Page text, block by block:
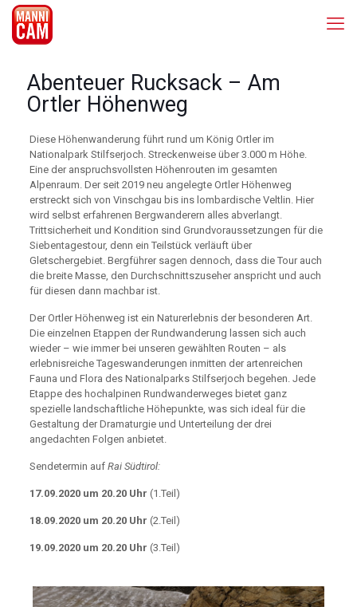
Abenteuer Rucksack – Am
Ortler Höhenweg
Diese Höhenwanderung führt rund um König Ortler im
Nationalpark Stilfserjoch. Streckenweise über 3.000 m Höhe.
Eine der anspruchsvollsten Höhenrouten im gesamten
Alpenraum. Der seit 2019 neu angelegte Ortler Höhenweg
erstreckt sich von Vinschgau bis ins lombardische Veltlin. Hier
wird selbst erfahrenen Bergwanderern alles abverlangt.
Trittsicherheit und Kondition sind Grundvoraussetzungen für die
Siebentagestour, denn ein Teilstück verläuft über
Gletschergebiet. Bergführer sagen dennoch, dass die Tour auch
die breite Masse, den Durchschnittszuseher anspricht und auch
für diesen dann machbar ist.
Der Ortler Höhenweg ist ein Naturerlebnis der besonderen Art.
Die einzelnen Etappen der Rundwanderung lassen sich auch
wieder – wie immer bei unseren gewählten Routen – als
erlebnisreiche Tageswanderungen inmitten der artenreichen
Fauna und Flora des Nationalparks Stilfserjoch begehen. Jede
Etappe des hochalpinen Rundwanderweges bietet ganz
spezielle landschaftliche Höhepunkte, was sich ideal für die
Gestaltung der Dramaturgie und Unterteilung der drei
angedachten Folgen anbietet.
Sendetermin auf Rai Südtirol:
17.09.2020 um 20.20 Uhr (1.Teil)
18.09.2020 um 20.20 Uhr (2.Teil)
19.09.2020 um 20.20 Uhr (3.Teil)